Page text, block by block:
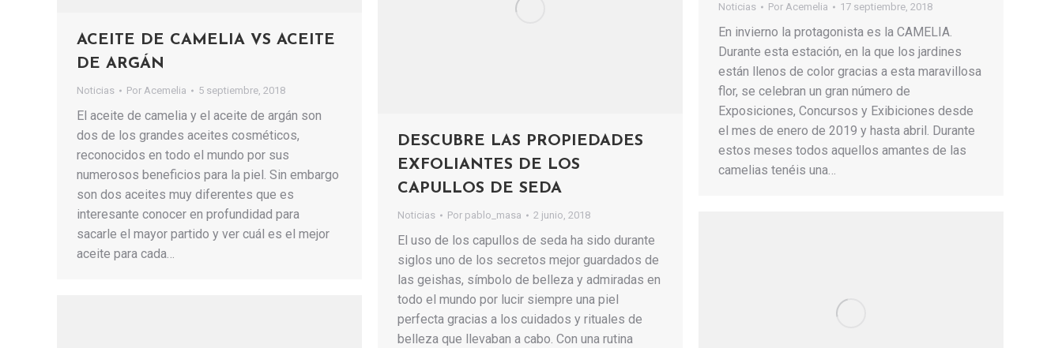
Noticias Por Acemelia 17 septiembre, 2018
En invierno la protagonista es la CAMELIA.
Durante esta estación, en la que los jardines
están llenos de color gracias a esta maravillosa
flor, se celebran un gran número de
Exposiciones, Concursos y Exibiciones desde
el mes de enero de 2019 y hasta abril. Durante
estos meses todos aquellos amantes de las
camelias tenéis una…
ACEITE DE CAMELIA VS ACEITE
DE ARGÁN
Noticias Por Acemelia 5 septiembre, 2018
El aceite de camelia y el aceite de argán son
dos de los grandes aceites cosméticos,
reconocidos en todo el mundo por sus
numerosos beneficios para la piel. Sin embargo
son dos aceites muy diferentes que es
interesante conocer en profundidad para
sacarle el mayor partido y ver cuál es el mejor
aceite para cada…
DESCUBRE LAS PROPIEDADES
EXFOLIANTES DE LOS
CAPULLOS DE SEDA
Noticias Por pablo_masa 2 junio, 2018
El uso de los capullos de seda ha sido durante
siglos uno de los secretos mejor guardados de
las geishas, símbolo de belleza y admiradas en
todo el mundo por lucir siempre una piel
perfecta gracias a los cuidados y rituales de
belleza que llevaban a cabo. Con una rutina